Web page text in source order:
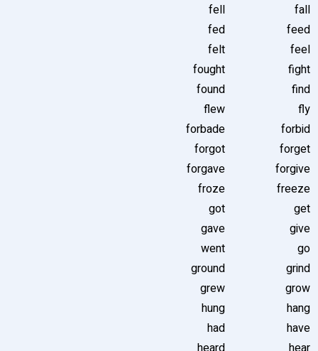
fall
fell
feed
fed
feel
felt
fight
fought
find
found
fly
flew
forbid
forbade
forget
forgot
forgive
forgave
freeze
froze
get
got
give
gave
go
went
grind
ground
grow
grew
hang
hung
have
had